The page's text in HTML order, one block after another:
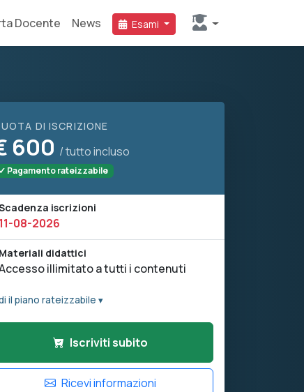
Docente News Esami
DI ISCRIZIONE
600 / tutto incluso
✓ Pagamento rateizzabile
iscrizioni
11-08-2026
Materiali didattici
illimitato a tutti i contenuti
il piano rateizzabile ▾
Iscriviti subito
Ricevi informazioni